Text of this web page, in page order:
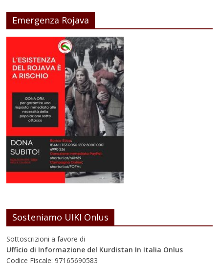
Emergenza Rojava
Sosteniamo UIKI Onlus
Sottoscrizioni a favore di
Ufficio di Informazione del Kurdistan In Italia Onlus
Codice Fiscale: 97165690583